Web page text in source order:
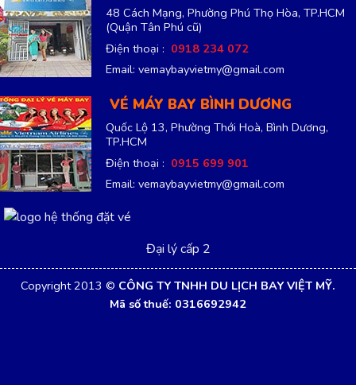
48 Cách Mạng, Phường Phú Thọ Hòa, TP.HCM
(Quận Tân Phú cũ)
Điện thoại : 0918 234 072
Email: vemaybayvietmy@gmail.com
VÉ MÁY BAY BÌNH DƯƠNG
Quốc Lộ 13, Phường Thới Hoà, Bình Dương,
TP.HCM
Điện thoại : 0915 699 901
Email: vemaybayvietmy@gmail.com
Đại lý cấp 2
Copyright 2013 © CÔNG TY TNHH DU LỊCH BAY VIỆT MỸ.
Mã số thuế: 0316692942